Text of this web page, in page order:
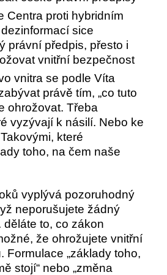
Centra proti hybridním
sice
právní předpis, přesto i
vnitřní bezpečnost
vnitra se podle Víta
právě tím, „co tuto
ohrožovat. Třeba
vyzývají k násilí. Nebo ke
které
toho, na čem naše
vyplývá pozoruhodný
neporušujete žádný
děláte to, co zákon
že ohrožujete vnitřní
Formulace „základy toho,
stojí“ nebo „změna